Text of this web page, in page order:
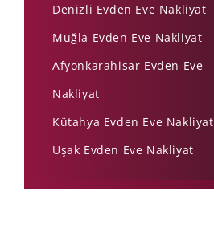
Denizli Evden Eve Nakliyat
Muğla Evden Eve Nakliyat
Afyonkarahisar Evden Eve
Nakliyat
Kütahya Evden Eve Nakliyat
Uşak Evden Eve Nakliyat